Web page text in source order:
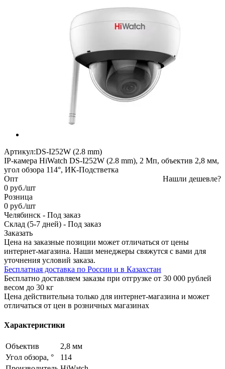
Артикул:DS-I252W (2.8 mm)
IP-камера HiWatch DS-I252W (2.8 mm), 2 Мп, объектив 2,8 мм,
угол обзора 114°, ИК-Подстветка
Нашли дешевле?
Опт
0 руб./шт
Розница
0 руб./шт
Челябинск - Под заказ
Склад (5-7 дней) - Под заказ
Заказать
Цена на заказные позиции может отличаться от цены
интернет-магазина. Наши менеджеры свяжутся с вами для
уточнения условий заказа.
Бесплатная доставка по России и в Казахстан
Бесплатно доставляем заказы при отгрузке от 30 000 рублей
весом до 30 кг
Цена действительна только для интернет-магазина и может
отличаться от цен в розничных магазинах
Характеристики
Объектив
2,8 мм
Угол обзора, °
114